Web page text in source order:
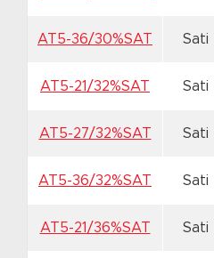
AT5-36/30%SAT Sati
AT5-21/32%SAT Sati
AT5-27/32%SAT Sati
AT5-36/32%SAT Sati
AT5-21/36%SAT Sati